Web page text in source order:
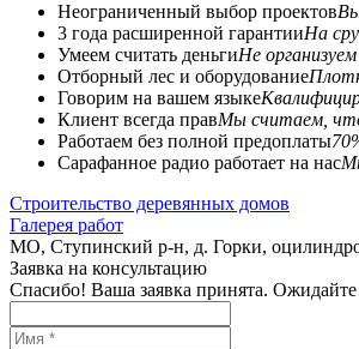
Неограниченный выбор проектов
3 года расширенной гарантииНа
Умеем считать деньгиНе
Отборный лес и оборудование
Говорим на вашем языке
Клиент всегда правМы считаем,
Работаем без полной предоплаты
Сарафанное радио работает на нас
Строительство деревянных домов
Галерея работ
МО, Ступинский р-н, д. Горки,
Заявка на консультацию
Спасибо! Ваша заявка принята.